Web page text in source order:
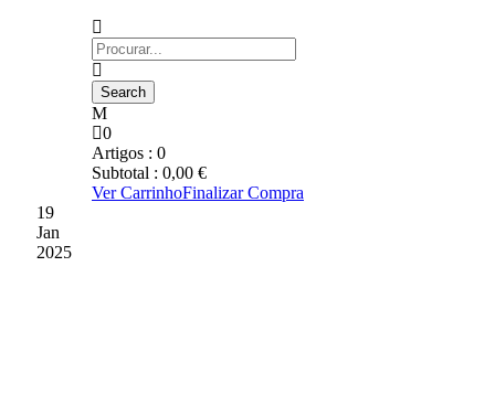
0
Artigos : 0
Subtotal : 0,00 €
Ver CarrinhoFinalizar Compra
19
Jan
2025